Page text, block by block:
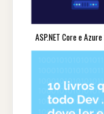
ASP.NET Core e